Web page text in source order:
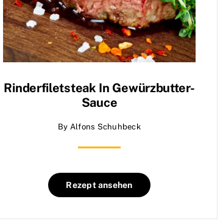
Rinderfiletsteak In Gewürzbutter-
Sauce
By Alfons Schuhbeck
Rezept ansehen